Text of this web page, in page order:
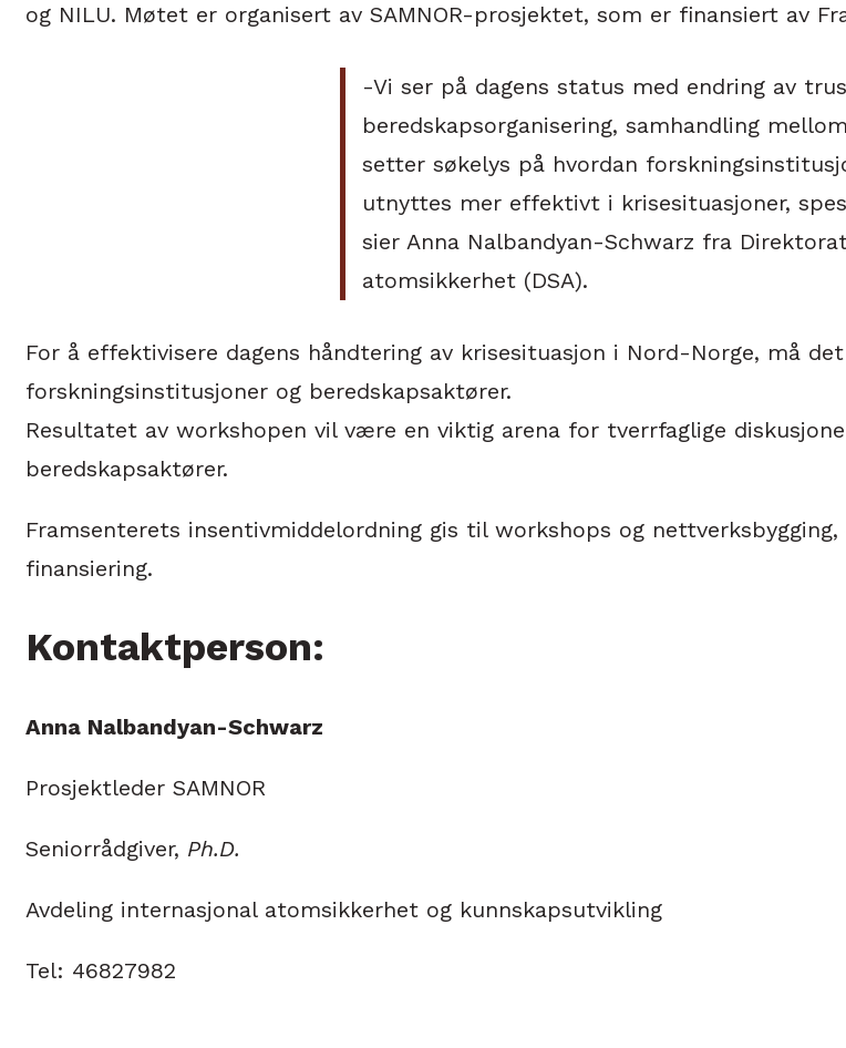
og NILU. Møtet er organisert av SAMNOR-prosjektet, som er finansiert av
-Vi ser på dagens status med endring av
beredskapsorganisering, samhandling
setter søkelys på hvordan
utnyttes mer effektivt i krisesituasjoner,
sier Anna Nalbandyan-Schwarz fra
atomsikkerhet (DSA).
For å effektivisere dagens håndtering av krisesituasjon i Nord-Norge, må
forskningsinstitusjoner og beredskapsaktører.
Resultatet av workshopen vil være en viktig arena for tverrfaglige
beredskapsaktører.
Framsenterets insentivmiddelordning gis til workshops og
finansiering.
Kontaktperson:
Anna Nalbandyan-Schwarz
Prosjektleder SAMNOR
Seniorrådgiver, Ph.D.
Avdeling internasjonal atomsikkerhet og kunnskapsutvikling
Tel: 46827982